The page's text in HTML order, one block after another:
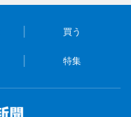
買う
特集